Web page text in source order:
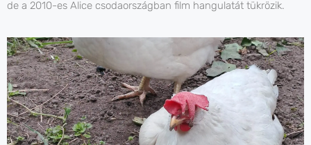
de a 2010-es Alice csodaországban film hangulatát tükrözik.